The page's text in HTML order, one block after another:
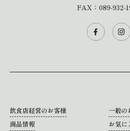
FAX：089-932-
飲食店経営のお客様
一般の
商品情報
お気に